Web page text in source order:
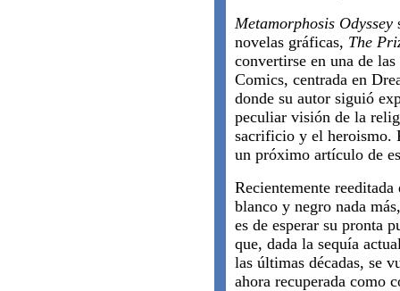
Metamorphosis Odyssey
novelas gráficas, The
convertirse en una de
Comics, centrada en
donde su autor siguió
peculiar visión de la
sacrificio y el heroismo.
un próximo artículo de
Recientemente
blanco y negro nada
es de esperar su pronta
que, dada la sequía
las últimas décadas, se
ahora recuperada como